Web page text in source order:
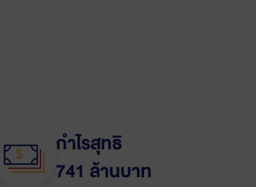
กำไรสุทธิ
741 ล้านบาท